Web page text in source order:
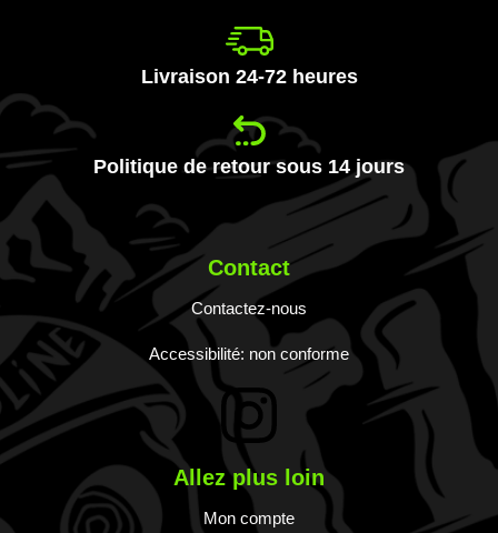
Livraison 24-72 heures
Politique de retour sous 14 jours
Contact
Contactez-nous
Accessibilité: non conforme
Allez plus loin
Mon compte